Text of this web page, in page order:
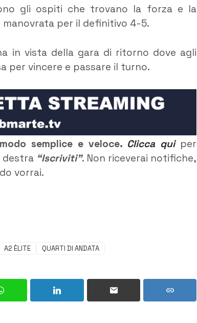
gli ospiti che trovano la forza e la
manovrata per il definitivo 4-5.
in vista della gara di ritorno dove agli
per vincere e passare il turno.
semplice e veloce. Clicca quiper
destra “Iscriviti”. Non riceverai notifiche,
vorrai.
A2 ÈLITE QUARTI DI ANDATA